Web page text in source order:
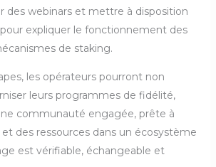
des webinars et mettre à disposition
expliquer le fonctionnement des
de staking.
les opérateurs pourront non
leurs programmes de fidélité,
communauté engagée, prête à
des ressources dans un écosystème
est vérifiable, échangeable et